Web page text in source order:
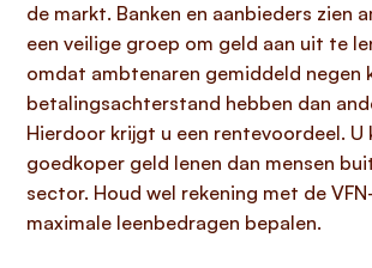
de markt. Banken en aanbieders zien
een veilige groep om geld aan uit te
omdat ambtenaren gemiddeld negen
betalingsachterstand hebben dan
Hierdoor krijgt u een rentevoordeel. U
goedkoper geld lenen dan mensen
sector. Houd wel rekening met de
maximale leenbedragen bepalen.